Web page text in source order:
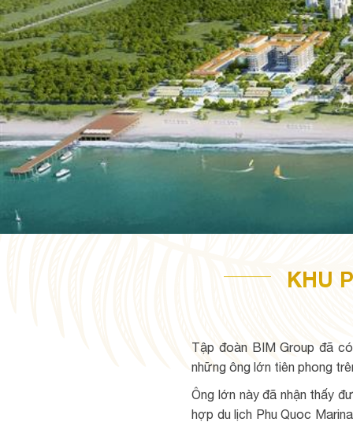
KHU
Tập đoàn BIM Group đã
những ông lớn tiên phong
Ông lớn này đã nhận thấy
hợp du lịch Phu Quoc